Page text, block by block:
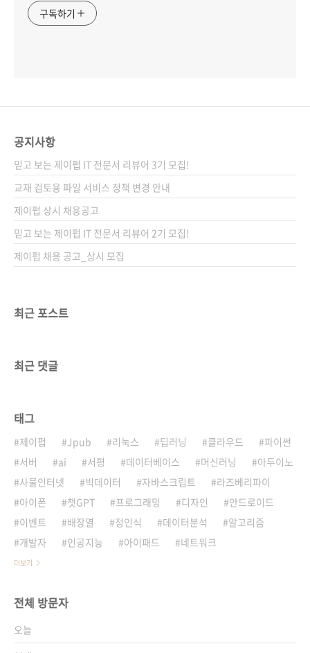
구독하기
공지사항
믿고 보는 제이펍 IT 전문서 리뷰어 3기 모집!
교재 검토용 파일 서비스 정책 변경 안내
제이펍 상시 채용공고
믿고 보는 제이펍 IT 전문서 리뷰어 2기 모집!
제이펍 채용 공고_상시 모집
최근 포스트
최근 댓글
태그
제이펍 Jpub 리눅스 딥러닝 클라우드
파이썬
서버
ai 서평 데이터베이스 머신러닝
아두이노
사물인터넷
빅데이터 자바스크립트
라즈베리파이
아이폰
챗GPT 프로그래밍 디자인
안드로이드
이벤트
배장열 정인식 데이터분석
알고리즘
개발자
인공지능 아이패드 네트워크
더보기
전체 방문자
오늘